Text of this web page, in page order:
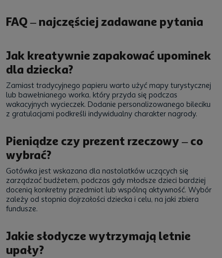
FAQ – najczęściej zadawane pytania
Jak kreatywnie zapakować upominek
dla dziecka?
Zamiast tradycyjnego papieru warto użyć mapy turystycznej
lub bawełnianego worka, który przyda się podczas
wakacyjnych wycieczek. Dodanie personalizowanego bileciku
z gratulacjami podkreśli indywidualny charakter nagrody.
Pieniądze czy prezent rzeczowy – co
wybrać?
Gotówka jest wskazana dla nastolatków uczących się
zarządzać budżetem, podczas gdy młodsze dzieci bardziej
docenią konkretny przedmiot lub wspólną aktywność. Wybór
zależy od stopnia dojrzałości dziecka i celu, na jaki zbiera
fundusze.
Jakie słodycze wytrzymają letnie
upały?